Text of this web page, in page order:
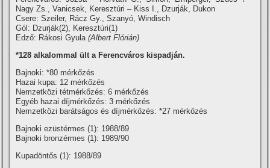
Nagy Zs., Vanicsek, Keresztúri – Kiss I., Dzurják, Dukon
Csere: Szeiler, Rácz Gy., Szanyó, Windisch
Gól: Dzurják(2), Keresztúri(1)
Edző: Rákosi Gyula(Albert Flórián)
*128 alkalommal ült a Ferencváros kispadján.
Bajnoki: *80 mérkőzés
Hazai kupa: 12 mérkőzés
Nemzetközi tétmérkőzés: 6 mérkőzés
Egyéb hazai dí­jmérkőzés: 3 mérkőzés
Nemzetközi barátságos és dí­jmérkőzés: *27 mérkőzés
Bajnoki ezüstérmes (1): 1988/89
Bajnoki bronzérmes (1): 1989/90
Kupadöntős (1): 1988/89